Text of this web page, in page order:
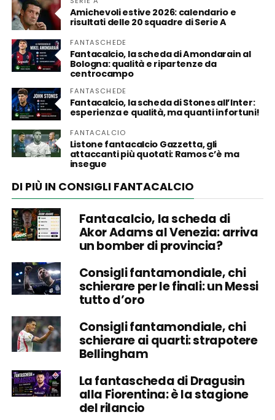
Amichevoli estive 2026: calendario e
risultati delle 20 squadre di Serie A
FANTASCHEDE
Fantacalcio, la scheda di Amondarain al
Bologna: qualità e ripartenze da
centrocampo
FANTASCHEDE
Fantacalcio, la scheda di Stones all’Inter:
esperienza e qualità, ma quanti infortuni!
FANTACALCIO
Listone fantacalcio Gazzetta, gli
attaccanti più quotati: Ramos c’è ma
insegue
DI PIÙ IN CONSIGLI FANTACALCIO
Fantacalcio, la scheda di
Akor Adams al Venezia: arriva
un bomber di provincia?
Consigli fantamondiale, chi
schierare per le finali: un Messi
tutto d’oro
Consigli fantamondiale, chi
schierare ai quarti: strapotere
Bellingham
La fantascheda di Dragusin
alla Fiorentina: è la stagione
del rilancio